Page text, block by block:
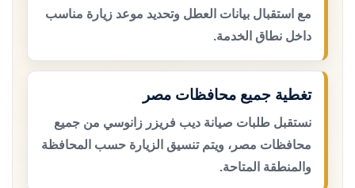
مع استقبال بيانات العطل وتحديد موعد زيارة مناسب
داخل نطاق الخدمة.
تغطية جميع محافظات مصر
نستقبل طلبات صيانة ديب فريزر زانوسي من جميع
محافظات مصر، ويتم تنسيق الزيارة حسب المحافظة
والمنطقة المتاحة.